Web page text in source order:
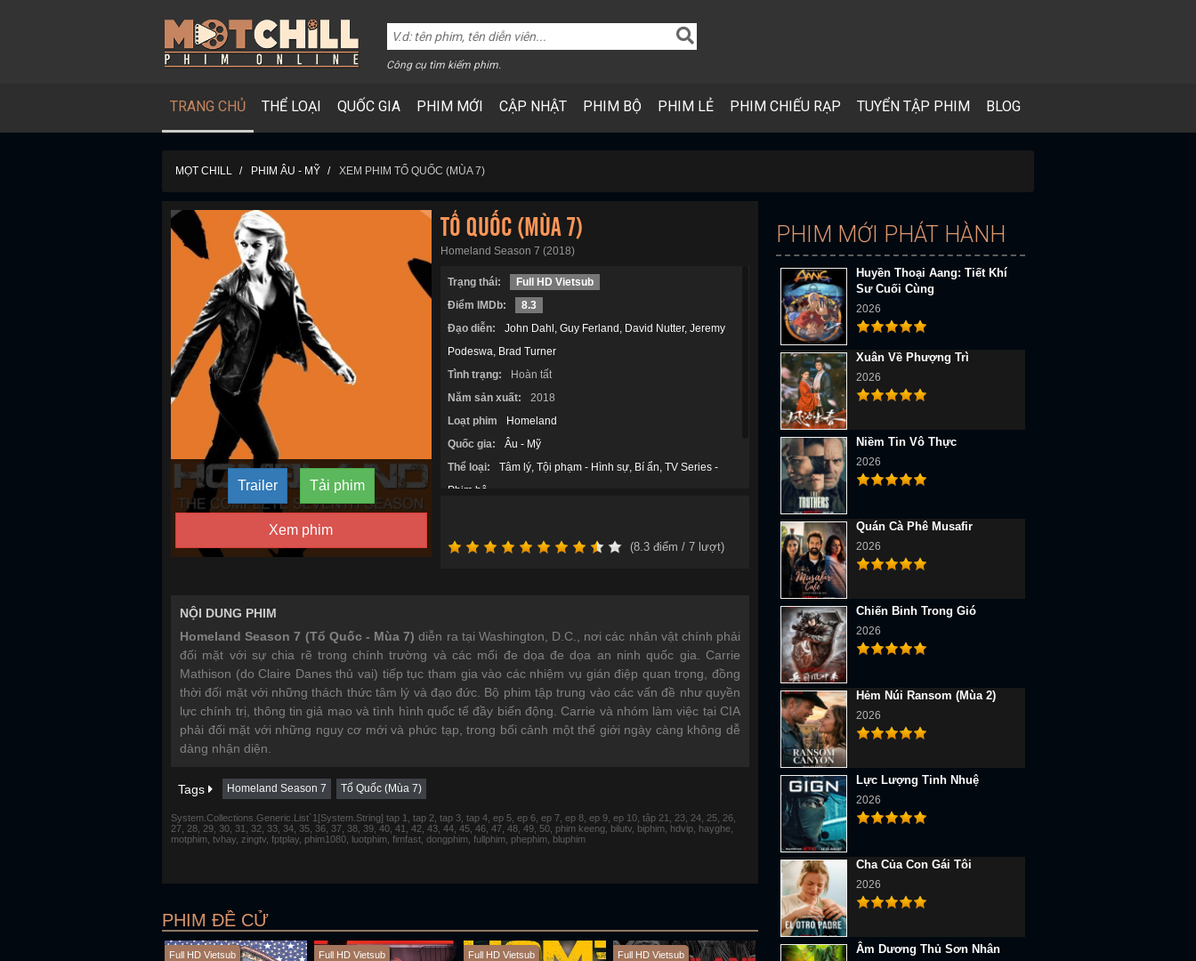
Công cụ tìm kiếm phim.
TRANG CHỦ THỂ LOẠI QUỐC GIA PHIM MỚI CẬP NHẬT PHIM BỘ PHIM LẺ PHIM CHIẾU RẠP TUYỂN TẬP PHIM BLOG
MỌT CHILL PHIM ÂU - MỸ XEM PHIM TỔ QUỐC (MÙA 7)
Trailer Tải phim
Xem phim
TỔ QUỐC (MÙA 7)
Homeland Season 7 (2018)
Trạng thái:
Full HD Vietsub
Điểm IMDb:
8.3
Đạo diễn:
John Dahl Guy Ferland David Nutter Jeremy
Podeswa
Brad Turner
Tình trạng:
Hoàn tất
Năm sản xuất:
2018
Loạt phim
Homeland
Quốc gia:
Âu - Mỹ
Thể loại:
Tâm lý Tội phạm - Hình sự Bí ẩn TV Series -
Phim bộ
(8.3điểm / 7lượt)
NỘI DUNG PHIM
Homeland Season 7 (Tổ Quốc - Mùa 7) diễn ra tại Washington, D.C., nơi các nhân vật chính phải
đối mặt với sự chia rẽ trong chính trường và các mối đe dọa đe dọa an ninh quốc gia. Carrie
Mathison (do Claire Danes thủ vai) tiếp tục tham gia vào các nhiệm vụ gián điệp quan trọng, đồng
thời đối mặt với những thách thức tâm lý và đạo đức. Bộ phim tập trung vào các vấn đề như quyền
lực chính trị, thông tin giả mạo và tình hình quốc tế đầy biến động. Carrie và nhóm làm việc tại CIA
phải đối mặt với những nguy cơ mới và phức tạp, trong bối cảnh một thế giới ngày càng không dễ
dàng nhận diện.
Tags Homeland Season 7 Tổ Quốc (Mùa 7)
System.Collections.Generic.List`1[System.String] tap 1, tap 2, tap 3, tap 4, ep 5, ep 6, ep 7, ep 8, ep 9, ep 10, tập 21, 23, 24, 25, 26,
27, 28, 29, 30, 31, 32, 33, 34, 35, 36, 37, 38, 39, 40, 41, 42, 43, 44, 45, 46, 47, 48, 49, 50, phim keeng, bilutv, biphim, hdvip, hayghe,
motphim, tvhay, zingtv, fptplay, phim1080, luotphim, fimfast, dongphim, fullphim, phephim, bluphim
PHIM ĐỀ CỬ
Full HD Vietsub Full HD Vietsub Full HD Vietsub Full HD Vietsub Full HD Vietsub Full HD Vietsub
PHIM MỚI PHÁT HÀNH
Huyền Thoại Aang: Tiết Khí
Sư Cuối Cùng
2026
Xuân Về Phượng Trì
2026
Niềm Tin Vô Thực
2026
Quán Cà Phê Musafir
2026
Chiến Binh Trong Gió
2026
Hẻm Núi Ransom (Mùa 2)
2026
Lực Lượng Tinh Nhuệ
2026
Cha Của Con Gái Tôi
2026
Âm Dương Thủ Sơn Nhân